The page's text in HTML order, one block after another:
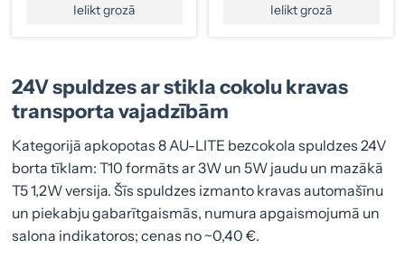
Ielikt grozā Ielikt grozā
24V spuldzes ar stikla cokolu kravas
transporta vajadzībām
Kategorijā apkopotas 8 AU-LITE bezcokola spuldzes 24V
borta tīklam: T10 formāts ar 3W un 5W jaudu un mazākā
T5 1,2W versija. Šīs spuldzes izmanto kravas automašīnu
un piekabju gabarītgaismās, numura apgaismojumā un
salona indikatoros; cenas no ~0,40 €.